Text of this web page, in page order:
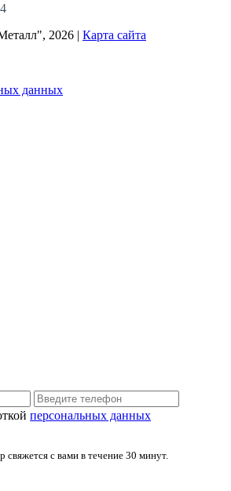
2026 | Карта сайта
данных
персональных данных
свяжется с вами в течение 30 минут.